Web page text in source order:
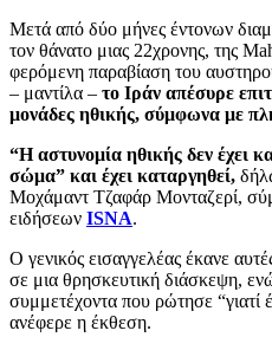
Μετά από δύο μήνες έντονων
τον θάνατο μιας 22χρονης, της
φερόμενη παραβίαση του
– μαντίλα – το Ιράν απέσυρε
μονάδες ηθικής, σύμφωνα με
“Η αστυνομία ηθικής δεν έχει
σώμα” και έχει καταργηθεί,
Μοχάμαντ Τζαφάρ Μονταζερί,
ειδήσεων ISNA.
Ο γενικός εισαγγελέας έκανε
σε μια θρησκευτική διάσκεψη,
συμμετέχοντα που ρώτησε “γιατί
ανέφερε η έκθεση.